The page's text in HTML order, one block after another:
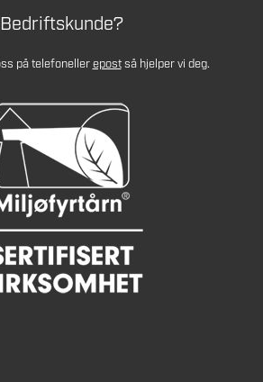
Bedriftskunde?
på telefonellerepostså hjelper vi deg.